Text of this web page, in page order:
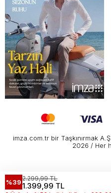
imza.com.tr bir Taşkınırmak
2026 / Her
%39 2.299,99 TL
1.399,99 TL